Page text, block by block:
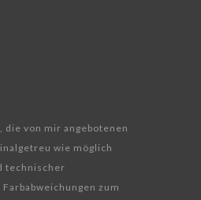
die von mir angebotenen
wie möglich
technischer
zum